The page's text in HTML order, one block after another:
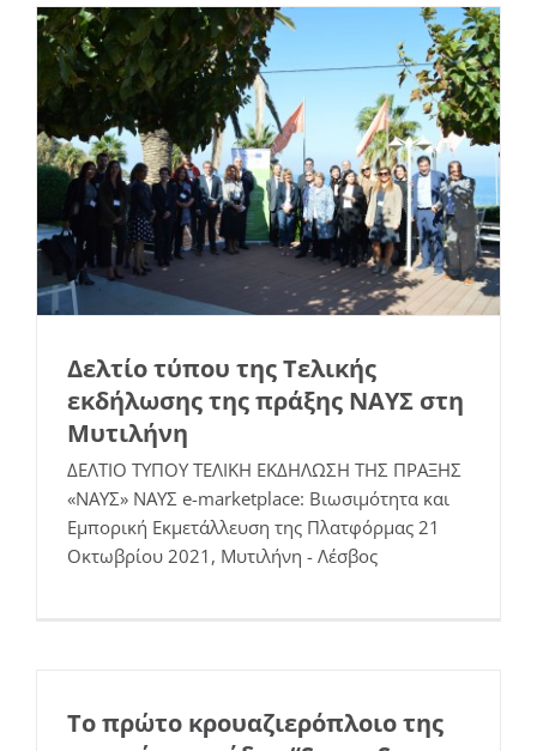
Δελτίο τύπου της Τελικής
εκδήλωσης της πράξης ΝΑΥΣ στη
Μυτιλήνη
ΔΕΛΤΙΟ ΤΥΠΟΥ ΤΕΛΙΚΗ ΕΚΔΗΛΩΣΗ ΤΗΣ ΠΡΑΞΗΣ
«ΝΑΥΣ» ΝΑΥΣ e-marketplace: Βιωσιμότητα και
Εμπορική Εκμετάλλευση της Πλατφόρμας 21
Οκτωβρίου 2021, Μυτιλήνη - Λέσβος
Το πρώτο κρουαζιερόπλοιο της